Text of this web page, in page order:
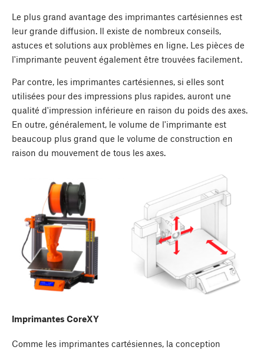
Le plus grand avantage des imprimantes cartésiennes est
leur grande diffusion. Il existe de nombreux conseils,
astuces et solutions aux problèmes en ligne. Les pièces de
l'imprimante peuvent également être trouvées facilement.
Par contre, les imprimantes cartésiennes, si elles sont
utilisées pour des impressions plus rapides, auront une
qualité d'impression inférieure en raison du poids des axes.
En outre, généralement, le volume de l'imprimante est
beaucoup plus grand que le volume de construction en
raison du mouvement de tous les axes.
Imprimantes CoreXY
Comme les imprimantes cartésiennes, la conception